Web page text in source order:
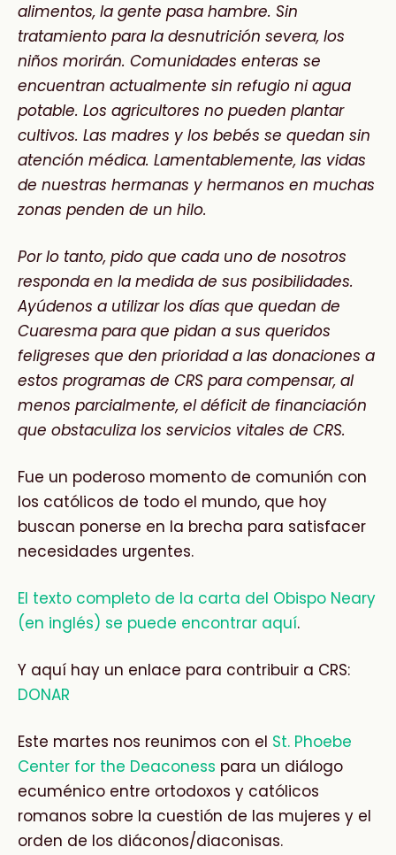
alimentos, la gente pasa hambre. Sin
tratamiento para la desnutrición severa, los
niños morirán. Comunidades enteras se
encuentran actualmente sin refugio ni agua
potable. Los agricultores no pueden plantar
cultivos. Las madres y los bebés se quedan sin
atención médica. Lamentablemente, las vidas
de nuestras hermanas y hermanos en muchas
zonas penden de un hilo.
Por lo tanto, pido que cada uno de nosotros
responda en la medida de sus posibilidades.
Ayúdenos a utilizar los días que quedan de
Cuaresma para que pidan a sus queridos
feligreses que den prioridad a las donaciones a
estos programas de CRS para compensar, al
menos parcialmente, el déficit de financiación
que obstaculiza los servicios vitales de CRS.
Fue un poderoso momento de comunión con
los católicos de todo el mundo, que hoy
buscan ponerse en la brecha para satisfacer
necesidades urgentes.
El texto completo de la carta del Obispo Neary
(en inglés) se puede encontrar aquí.
Y aquí hay un enlace para contribuir a CRS:
DONAR
Este martes nos reunimos con el St. Phoebe
Center for the Deaconess para un diálogo
ecuménico entre ortodoxos y católicos
romanos sobre la cuestión de las mujeres y el
orden de los diáconos/diaconisas.